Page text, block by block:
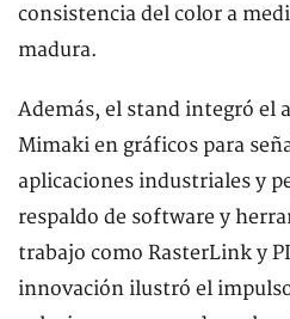
consistencia del color a
madura.
Además, el stand integró el
Mimaki en gráficos para
aplicaciones industriales y
respaldo de software y
trabajo como RasterLink y
innovación ilustró el